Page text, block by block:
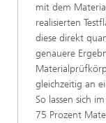
mit dem
realisierten
diese direkt
genauere
gleichzeitig an
So lassen sich
75 Prozent